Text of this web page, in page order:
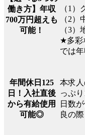
働き方】年収
700万円超えも
可能！
（1
（2
（3
★多彩
では
年間休日125
日！入社直後
から有給使用
可能◎
本求
っぷ
日数
良の